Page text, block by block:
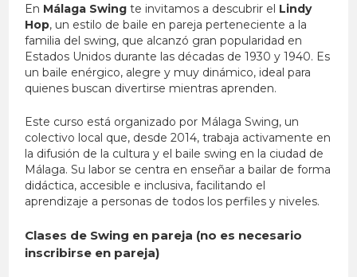
En Málaga Swing te invitamos a descubrir el Lindy
Hop, un estilo de baile en pareja perteneciente a la
familia del swing, que alcanzó gran popularidad en
Estados Unidos durante las décadas de 1930 y 1940. Es
un baile enérgico, alegre y muy dinámico, ideal para
quienes buscan divertirse mientras aprenden.
Este curso está organizado por Málaga Swing, un
colectivo local que, desde 2014, trabaja activamente en
la difusión de la cultura y el baile swing en la ciudad de
Málaga. Su labor se centra en enseñar a bailar de forma
didáctica, accesible e inclusiva, facilitando el
aprendizaje a personas de todos los perfiles y niveles.
Clases de Swing en pareja (no es necesario
inscribirse en pareja)